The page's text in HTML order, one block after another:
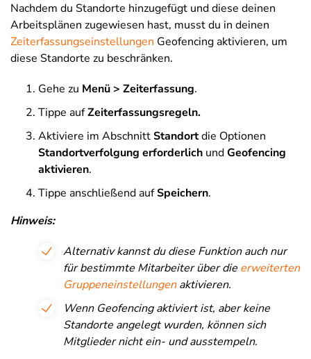
Nachdem du Standorte hinzugefügt und diese deinen
Arbeitsplänen zugewiesen hast, musst du in deinen
Zeiterfassungseinstellungen Geofencing aktivieren, um
diese Standorte zu beschränken.
Gehe zu Menü > Zeiterfassung.
Tippe aufZeiterfassungsregeln.
Aktiviere im AbschnittStandortdie Optionen
Standortverfolgung erforderlich undGeofencing
aktivieren.
Tippe anschließend aufSpeichern.
Hinweis:
Alternativ kannst du diese Funktion auch nur
für bestimmte Mitarbeiter über die erweiterten
Gruppeneinstellungenaktivieren.
Wenn Geofencing aktiviert ist, aber keine
Standorte angelegt wurden, können sich
Mitglieder nicht ein- und ausstempeln.